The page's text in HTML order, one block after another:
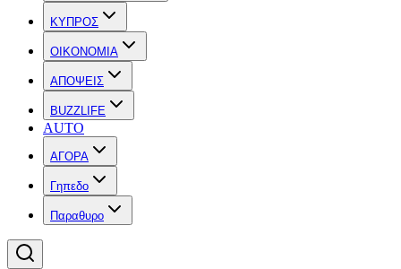
ΚΥΠΡΟΣ
OIKONOMIA
ΑΠΟΨΕΙΣ
BUZZLIFE
AUTO
ΑΓΟΡΑ
Γηπεδο
Παραθυρο